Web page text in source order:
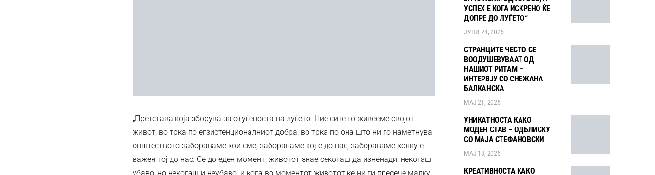
„Претстава која зборува за отуѓеноста на луѓето. Ние сите го живееме својот
живот, во трка по егзистенционалниот добра, во трка по она што ни го наметнува
општеството забораваме кои сме, забораваме кој е до нас, забораваме колку е
важен тој до нас. Се до еден момент, животот знае секогаш да изненади, некогаш
убаво, но некогаш и неубаво, и кога во моментот животот ќе ни ги пресече малку
УСПЕХ Е КОГА ИСКРЕНО ЌЕ
ДОПРЕ ДО ЛУЃЕТО“
ЈУНИ 24, 2026
СТРАНЦИТЕ ЧЕСТО СЕ
ВООДУШЕВУВААТ ОД
НАШИОТ РИТАМ –
ИНТЕРВЈУ СО СНЕЖАНА
БАЛКАНСКА
МАЈ 21, 2026
УНИКАТНОСТА КАКО
МОДЕН СТАВ – ОДБЛИСКУ
СО МАЈА СТЕФАНОВСКИ
МАЈ 18, 2026
КРЕАТИВНОСТА КАКО